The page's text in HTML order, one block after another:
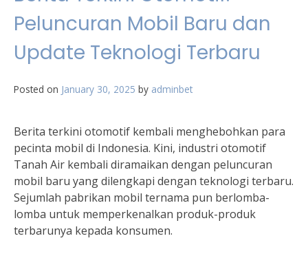
Peluncuran Mobil Baru dan
Update Teknologi Terbaru
Posted on January 30, 2025 by adminbet
Berita terkini otomotif kembali menghebohkan para
pecinta mobil di Indonesia. Kini, industri otomotif
Tanah Air kembali diramaikan dengan peluncuran
mobil baru yang dilengkapi dengan teknologi terbaru.
Sejumlah pabrikan mobil ternama pun berlomba-
lomba untuk memperkenalkan produk-produk
terbarunya kepada konsumen.